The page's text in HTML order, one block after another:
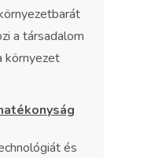
a társadalom
és